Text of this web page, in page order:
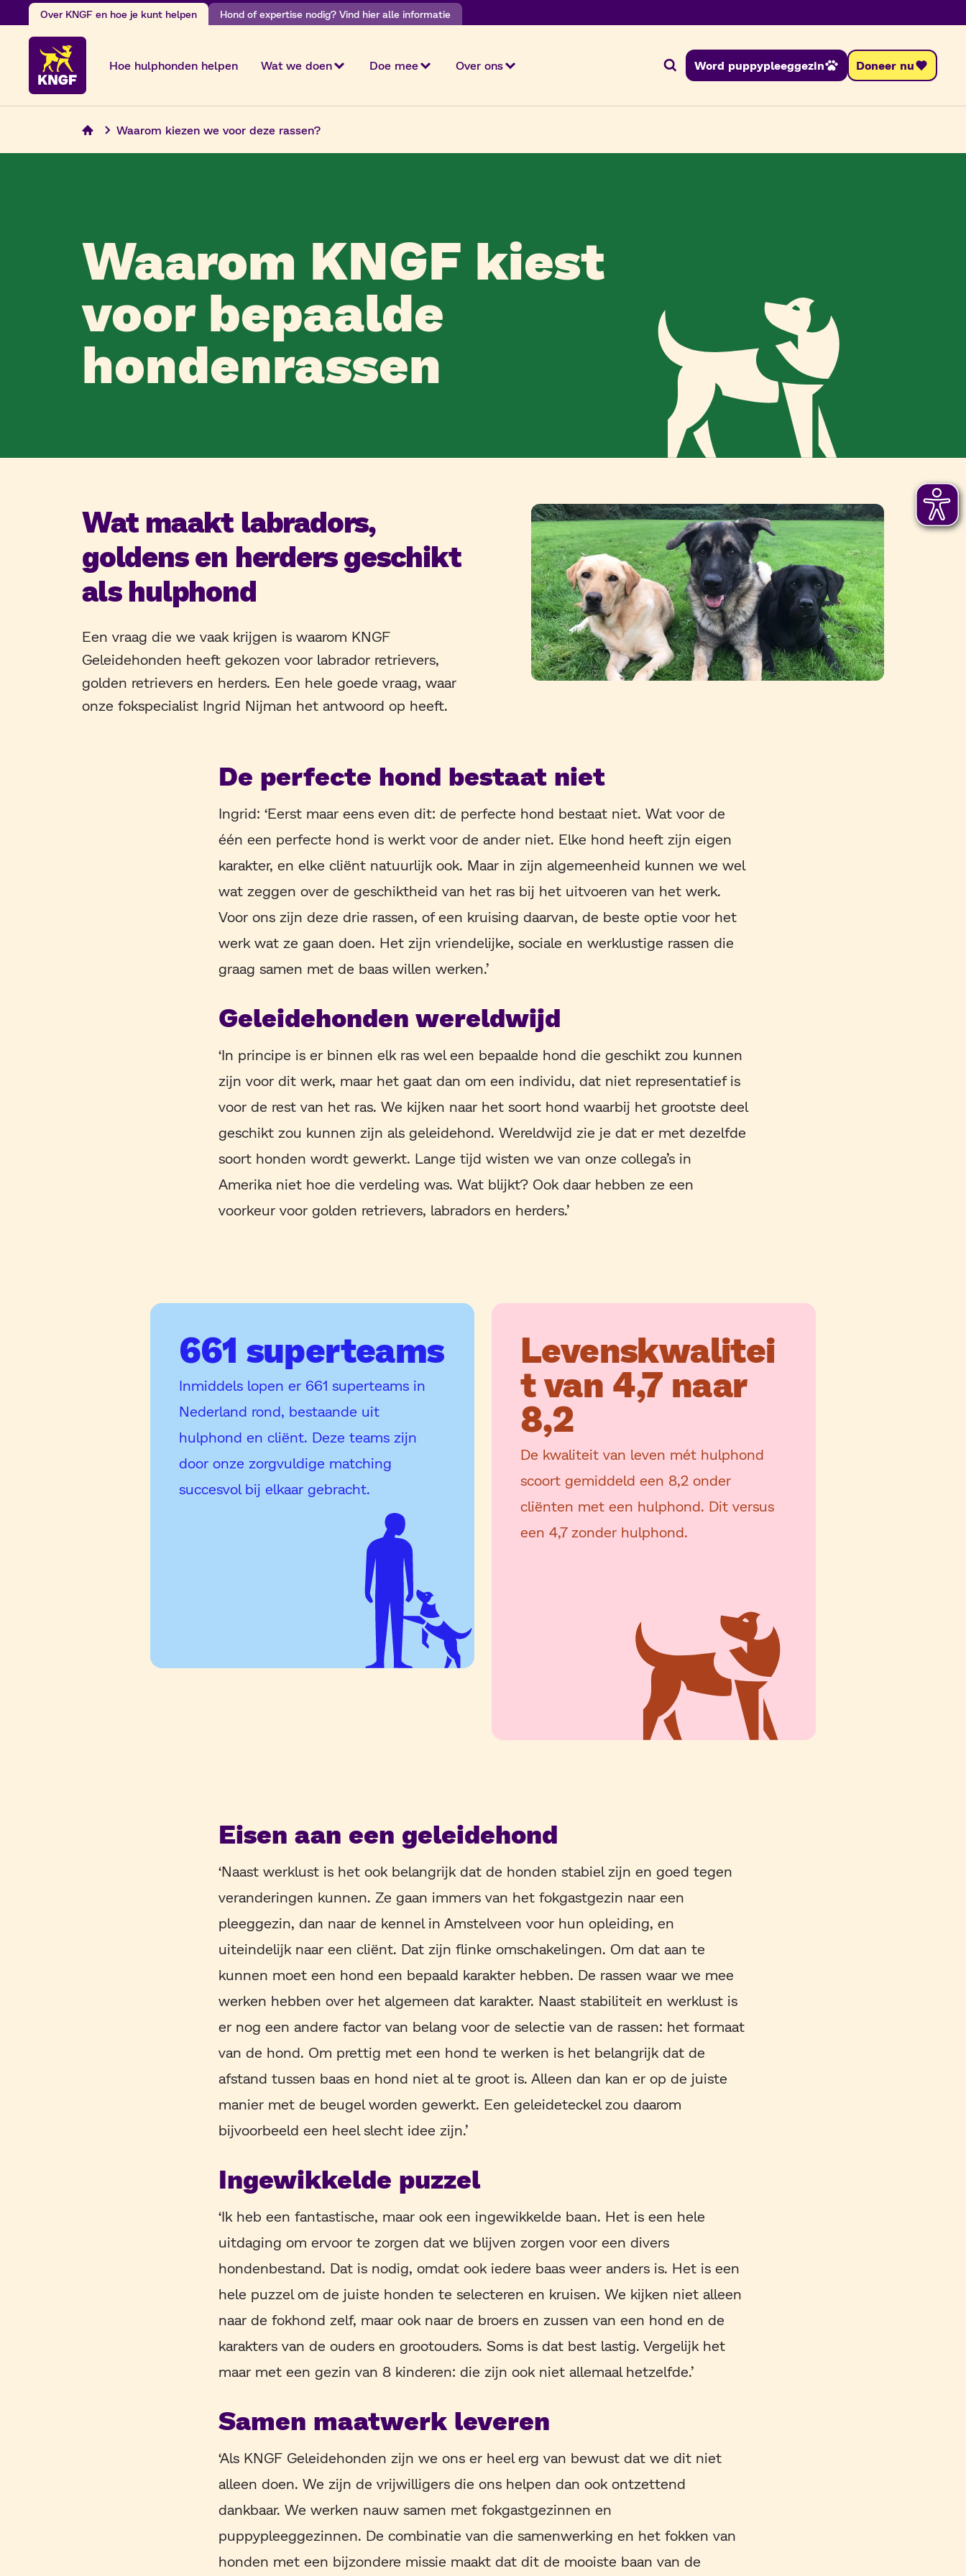
content
Over KNGF en hoe je kunt helpen Hond of expertise nodig? Vind hier alle informatie
Hoe hulphonden helpen Wat we doen Doe mee Over ons ZoekenWord puppypleeggezin Doneer nu
Waarom kiezen we voor deze rassen?
Waarom KNGF kiest
voor bepaalde
hondenrassen
Wat maakt labradors,
goldens en herders geschikt
als hulphond
Een vraag die we vaak krijgen is waarom KNGF
Geleidehonden heeft gekozen voor labrador retrievers,
golden retrievers en herders. Een hele goede vraag, waar
onze fokspecialist Ingrid Nijman het antwoord op heeft.
De perfecte hond bestaat niet
Ingrid: ‘Eerst maar eens even dit: de perfecte hond bestaat niet. Wat voor de
één een perfecte hond is werkt voor de ander niet. Elke hond heeft zijn eigen
karakter, en elke cliënt natuurlijk ook. Maar in zijn algemeenheid kunnen we wel
wat zeggen over de geschiktheid van het ras bij het uitvoeren van het werk.
Voor ons zijn deze drie rassen, of een kruising daarvan, de beste optie voor het
werk wat ze gaan doen. Het zijn vriendelijke, sociale en werklustige rassen die
graag samen met de baas willen werken.’
Geleidehonden wereldwijd
‘In principe is er binnen elk ras wel een bepaalde hond die geschikt zou kunnen
zijn voor dit werk, maar het gaat dan om een individu, dat niet representatief is
voor de rest van het ras. We kijken naar het soort hond waarbij het grootste deel
geschikt zou kunnen zijn als geleidehond. Wereldwijd zie je dat er met dezelfde
soort honden wordt gewerkt. Lange tijd wisten we van onze collega’s in
Amerika niet hoe die verdeling was. Wat blijkt? Ook daar hebben ze een
voorkeur voor golden retrievers, labradors en herders.’
661 superteams
Inmiddels lopen er 661 superteams in
Nederland rond, bestaande uit
hulphond en cliënt. Deze teams zijn
door onze zorgvuldige matching
succesvol bij elkaar gebracht.
Levenskwalitei
t van 4,7 naar
8,2
De kwaliteit van leven mét hulphond
scoort gemiddeld een 8,2 onder
cliënten met een hulphond. Dit versus
een 4,7 zonder hulphond.
Eisen aan een geleidehond
‘Naast werklust is het ook belangrijk dat de honden stabiel zijn en goed tegen
veranderingen kunnen. Ze gaan immers van het fokgastgezin naar een
pleeggezin, dan naar de kennel in Amstelveen voor hun opleiding, en
uiteindelijk naar een cliënt. Dat zijn flinke omschakelingen. Om dat aan te
kunnen moet een hond een bepaald karakter hebben. De rassen waar we mee
werken hebben over het algemeen dat karakter. Naast stabiliteit en werklust is
er nog een andere factor van belang voor de selectie van de rassen: het formaat
van de hond. Om prettig met een hond te werken is het belangrijk dat de
afstand tussen baas en hond niet al te groot is. Alleen dan kan er op de juiste
manier met de beugel worden gewerkt. Een geleideteckel zou daarom
bijvoorbeeld een heel slecht idee zijn.’
Ingewikkelde puzzel
‘Ik heb een fantastische, maar ook een ingewikkelde baan. Het is een hele
uitdaging om ervoor te zorgen dat we blijven zorgen voor een divers
hondenbestand. Dat is nodig, omdat ook iedere baas weer anders is. Het is een
hele puzzel om de juiste honden te selecteren en kruisen. We kijken niet alleen
naar de fokhond zelf, maar ook naar de broers en zussen van een hond en de
karakters van de ouders en grootouders. Soms is dat best lastig. Vergelijk het
maar met een gezin van 8 kinderen: die zijn ook niet allemaal hetzelfde.’
Samen maatwerk leveren
‘Als KNGF Geleidehonden zijn we ons er heel erg van bewust dat we dit niet
alleen doen. We zijn de vrijwilligers die ons helpen dan ook ontzettend
dankbaar. We werken nauw samen met fokgastgezinnen en
puppypleeggezinnen. De combinatie van die samenwerking en het fokken van
honden met een bijzondere missie maakt dat dit de mooiste baan van de